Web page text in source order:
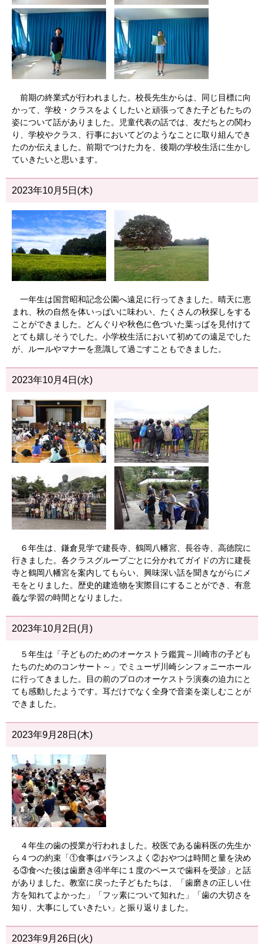
前期の終業式が行われました。校長先生からは、同じ目標に向
かって、学校・クラスをよくしたいと頑張ってきた子どもたちの
姿について話がありました。児童代表の話では、友だちとの関わ
り、学校やクラス、行事においてどのようなことに取り組んでき
たのか伝えました。前期でつけた力を、後期の学校生活に生かし
ていきたいと思います。
2023年10月5日(木)
一年生は国営昭和記念公園へ遠足に行ってきました。晴天に恵
まれ、秋の自然を体いっぱいに味わい、たくさんの秋探しをする
ことができました。どんぐりや秋色に色づいた葉っぱを見付けて
とても嬉しそうでした。小学校生活において初めての遠足でした
が、ルールやマナーを意識して過ごすこともできました。
2023年10月4日(水)
６年生は、鎌倉見学で建長寺、鶴岡八幡宮、長谷寺、高徳院に
行きました。各クラスグループごとに分かれてガイドの方に建長
寺と鶴岡八幡宮を案内してもらい、興味深い話を聞きながらにメ
モをとりました。歴史的建造物を実際目にすることができ、有意
義な学習の時間となりました。
2023年10月2日(月)
５年生は「子どものためのオーケストラ鑑賞～川崎市の子ども
たちのためのコンサート～」でミューザ川崎シンフォニーホール
に行ってきました。目の前のプロのオーケストラ演奏の迫力にと
ても感動したようです。耳だけでなく全身で音楽を楽しむことが
できました。
2023年9月28日(木)
４年生の歯の授業が行われました。校医である歯科医の先生か
ら４つの約束「①食事はバランスよく②おやつは時間と量を決め
る③食べた後は歯磨き④半年に１度のペースで歯科を受診」と話
がありました。教室に戻った子どもたちは、「歯磨きの正しい仕
方を知れてよかった」「フッ素について知れた」「歯の大切さを
知り、大事にしていきたい」と振り返りました。
2023年9月26日(火)